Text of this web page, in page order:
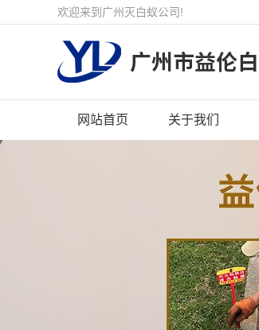
欢迎来到广州灭白蚁公司!
网站首页 关于我们